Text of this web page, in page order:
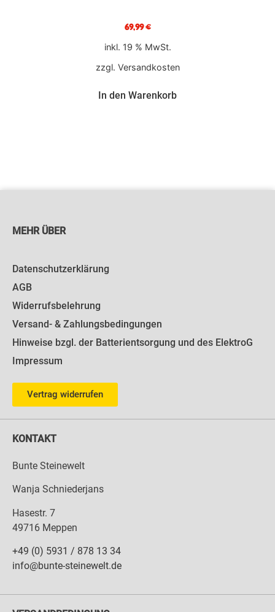
69,99€
inkl. 19 % MwSt.
zzgl. Versandkosten
In den Warenkorb
MEHR ÜBER
Datenschutzerklärung
AGB
Widerrufsbelehrung
Versand- & Zahlungsbedingungen
Hinweise bzgl. der Batterientsorgung und des ElektroG
Impressum
Vertrag widerrufen
KONTAKT
Bunte Steinewelt
Wanja Schniederjans
Hasestr. 7
49716 Meppen
+49 (0) 5931 / 878 13 34
info@bunte-steinewelt.de